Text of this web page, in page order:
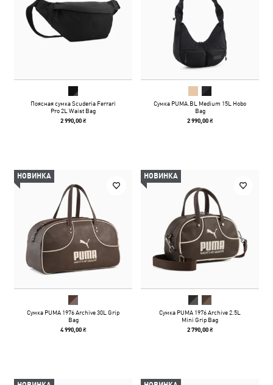
Поясная сумка Scuderia Ferrari
Pro 2L Waist Bag
2 990,00 ₴
Сумка PUMA.BL Medium 15L Hobo
Bag
2 990,00 ₴
НОВИНКА
Сумка PUMA 1976 Archive 30L Grip
Bag
4 990,00 ₴
НОВИНКА
Сумка PUMA 1976 Archive 2.5L
Mini Grip Bag
2 790,00 ₴